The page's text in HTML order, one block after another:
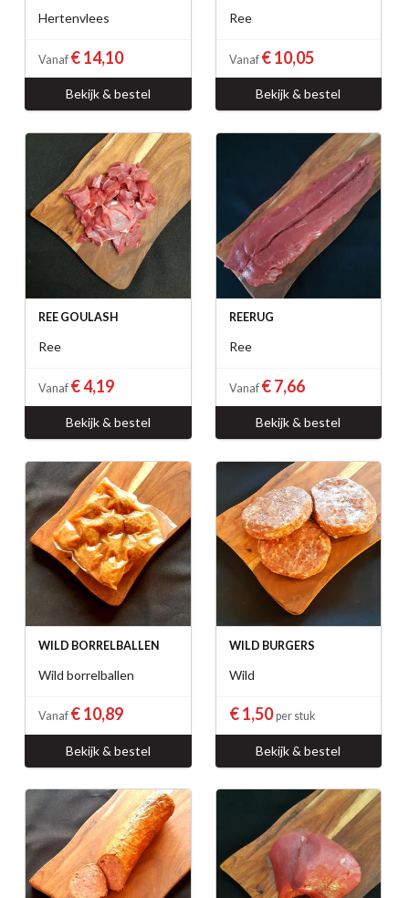
Hertenvlees
Vanaf € 14,10
Bekijk & bestel
Ree
Vanaf € 10,05
Bekijk & bestel
REE GOULASH
Ree
Vanaf € 4,19
Bekijk & bestel
REERUG
Ree
Vanaf € 7,66
Bekijk & bestel
WILD BORRELBALLEN
Wild borrelballen
Vanaf € 10,89
Bekijk & bestel
WILD BURGERS
Wild
€ 1,50per stuk
Bekijk & bestel